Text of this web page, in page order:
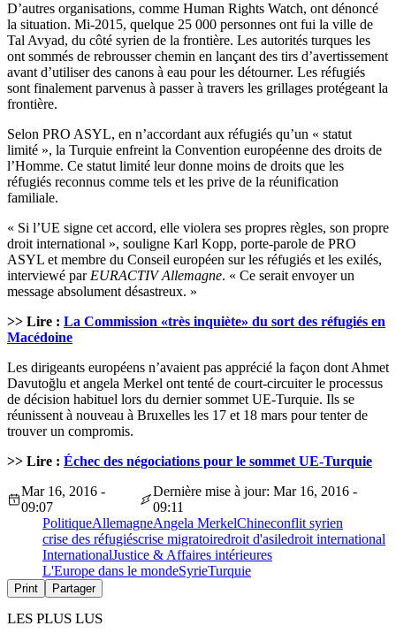
D’autres organisations, comme Human Rights Watch, ont dénoncé
la situation. Mi-2015, quelque 25 000 personnes ont fui la ville de
Tal Avyad, du côté syrien de la frontière. Les autorités turques les
ont sommés de rebrousser chemin en lançant des tirs d’avertissement
avant d’utiliser des canons à eau pour les détourner. Les réfugiés
sont finalement parvenus à passer à travers les grillages protégeant la
frontière.
Selon PRO ASYL, en n’accordant aux réfugiés qu’un « statut
limité », la Turquie enfreint la Convention européenne des droits de
l’Homme. Ce statut limité leur donne moins de droits que les
réfugiés reconnus comme tels et les prive de la réunification
familiale.
« Si l’UE signe cet accord, elle violera ses propres règles, son propre
droit international », souligne Karl Kopp, porte-parole de PRO
ASYL et membre du Conseil européen sur les réfugiés et les exilés,
interviewé par EURACTIV Allemagne. « Ce serait envoyer un
message absolument désastreux. »
>> Lire : La Commission «très inquiète» du sort des réfugiés en
Macédoine
Les dirigeants européens n’avaient pas apprécié la façon dont Ahmet
Davutoğlu et angela Merkel ont tenté de court-circuiter le processus
de décision habituel lors du dernier sommet UE-Turquie. Ils se
réunissent à nouveau à Bruxelles les 17 et 18 mars pour tenter de
trouver un compromis.
>> Lire : Échec des négociations pour le sommet UE-Turquie
Mar 16, 2016 -
09:07
Dernière mise à jour: Mar 16, 2016 -
09:11
PolitiqueAllemagneAngela MerkelChineconflit syrien
crise des réfugiéscrise migratoiredroit d'asiledroit international
InternationalJustice & Affaires intérieures
L'Europe dans le mondeSyrieTurquie
Print Partager
LES PLUS LUS